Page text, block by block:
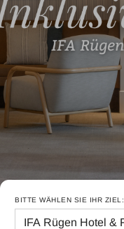
BITTE WÄHLEN SIE IHR ZIEL: